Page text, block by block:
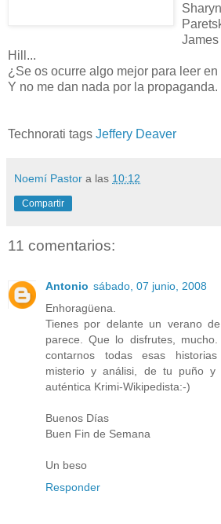
Hill...
¿Se os ocurre algo mejor para leer
Y no me dan nada por la propaganda.
Technorati tags Jeffery Deaver
Noemí Pastor a las 10:12
Compartir
11 comentarios:
Antonio sábado, 07 junio, 2008
Enhoragüena.
Tienes por delante un verano de
parece. Que lo disfrutes,
contarnos todas esas
misterio y análisi, de tu puño y
auténtica Krimi-Wikipedista:-)
Buenos Días
Buen Fin de Semana
Un beso
Responder